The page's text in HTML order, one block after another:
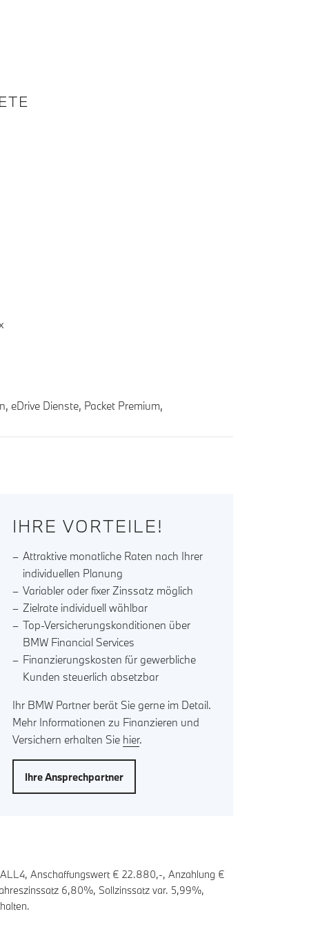
eDrive Dienste, Packet Premium,
Anschaffungswert € 22.880,-, Anzahlung €
6,80%, Sollzinssatz var. 5,99%,
IHRE VORTEILE!
Attraktive monatliche Raten nach Ihrer
individuellen Planung
Variabler oder fixer Zinssatz möglich
Zielrate individuell wählbar
Top-Versicherungskonditionen über
BMW Financial Services
Finanzierungskosten für gewerbliche
Kunden steuerlich absetzbar
Ihr BMW Partner berät Sie gerne im Detail.
Mehr Informationen zu Finanzieren und
Versichern erhalten Sie hier.
Ihre Ansprechpartner